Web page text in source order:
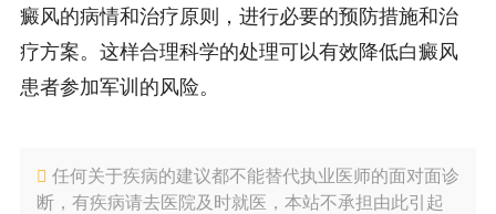
癜风的病情和治疗原则，进行必要的预防措施和治
疗方案。这样合理科学的处理可以有效降低白癜风
患者参加军训的风险。
任何关于疾病的建议都不能替代执业医师的面对面诊
断，有疾病请去医院及时就医，本站不承担由此引起